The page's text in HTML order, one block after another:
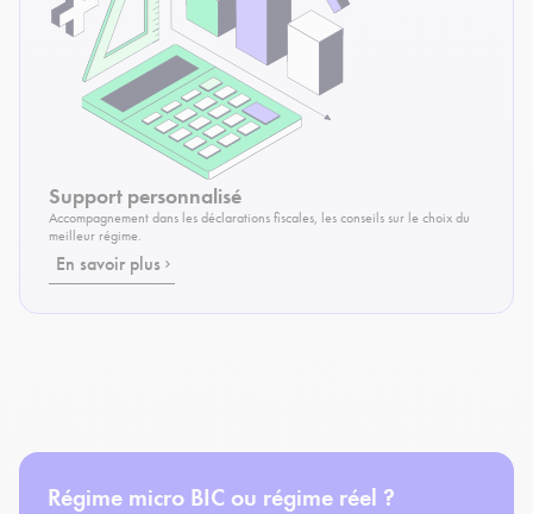
Support personnalisé
Accompagnement dans les déclarations fiscales, les conseils sur le choix du
meilleur régime.
En savoir plus
Régime micro BIC ou régime réel ?